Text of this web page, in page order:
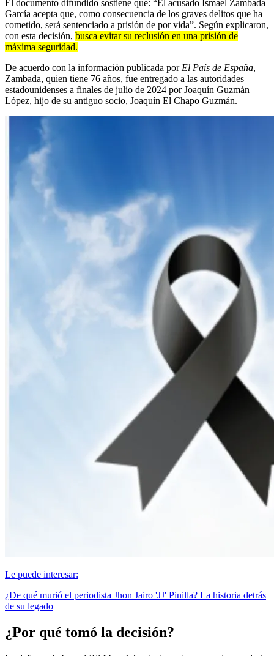
El documento difundido sostiene que: “El acusado Ismael Zambada
García acepta que, como consecuencia de los graves delitos que ha
cometido, será sentenciado a prisión de por vida”. Según explicaron,
con esta decisión, busca evitar su reclusión en una prisión de
máxima seguridad.
De acuerdo con la información publicada por El País de España,
Zambada, quien tiene 76 años, fue entregado a las autoridades
estadounidenses a finales de julio de 2024 por Joaquín Guzmán
López, hijo de su antiguo socio, Joaquín El Chapo Guzmán.
Le puede interesar:
¿De qué murió el periodista Jhon Jairo 'JJ' Pinilla? La historia detrás
de su legado
¿Por qué tomó la decisión?